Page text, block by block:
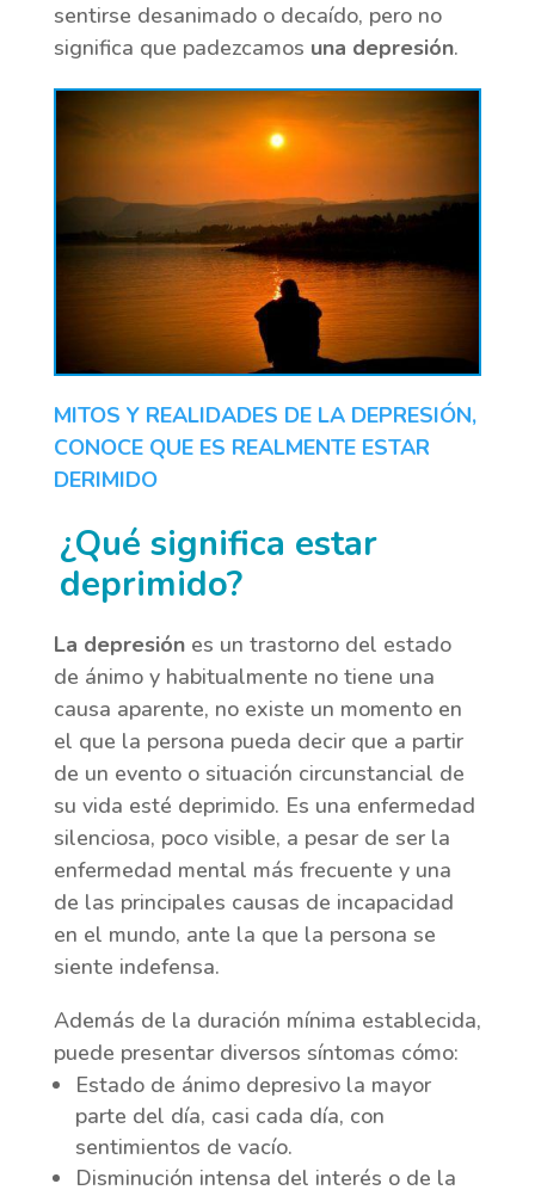
sentirse desanimado o decaído, pero no
significa que padezcamos una depresión.
MITOS Y REALIDADES DE LA DEPRESIÓN,
CONOCE QUE ES REALMENTE ESTAR
DERIMIDO
¿Qué significa estar
deprimido?
La depresiónes un trastorno del estado
de ánimo y habitualmente no tiene una
causa aparente, no existe un momento en
el que la persona pueda decir que a partir
de un evento o situación circunstancial de
su vida esté deprimido. Es una enfermedad
silenciosa, poco visible, a pesar de ser la
enfermedad mental más frecuente y una
de las principales causas de incapacidad
en el mundo, ante la que la persona se
siente indefensa.
Además de la duración mínima establecida,
puede presentar diversos síntomas cómo:
Estado de ánimo depresivo la mayor
parte del día, casi cada día, con
sentimientos de vacío.
Disminución intensa del interés o de la